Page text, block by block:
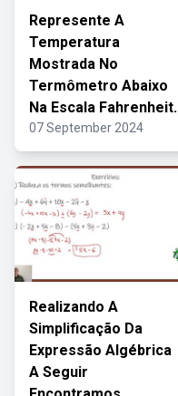
Represente A
Temperatura
Mostrada No
Termômetro Abaixo
Na Escala Fahrenheit.
07 September 2024
Realizando A
Simplificação Da
Expressão Algébrica
A Seguir